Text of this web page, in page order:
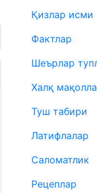
Қизлар исми
Фактлар
Шеърлар
Халқ
Туш табири
Латифлалар
Саломатлик
Рецеплар